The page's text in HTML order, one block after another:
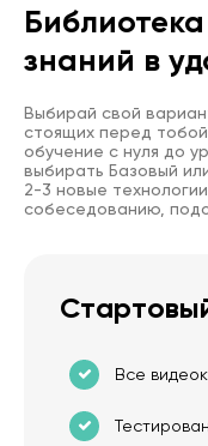
знаний в
Выбирай свой
стоящих перед
обучение с нуля до
выбирать Базовый
2-3 новые
собеседованию,
Все